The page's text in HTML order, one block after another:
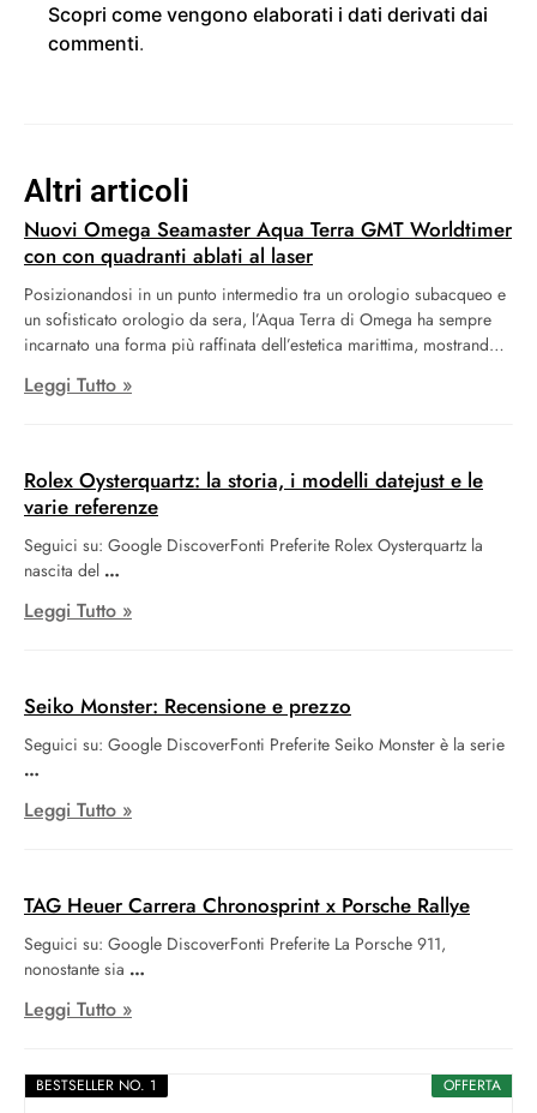
OFFERTA
BESTSELLER NO. 1
Altri articoli
Nuovi Omega Seamaster Aqua Terra GMT Worldtimer
con con quadranti ablati al laser
Posizionandosi in un punto intermedio tra un orologio subacqueo e
un sofisticato orologio da sera, l’Aqua Terra di Omega ha sempre
incarnato una forma più raffinata dell’estetica marittima, mostrando
colorati del 2022 fino agli orologi con funzioni di orologio
dell’ora mondiale con il suo recente modello Aqua Terra GMT
Worldtimer 2023. Questo modello potrebbe essere considerato la
miglior espressione dell’orologio, in particolare grazie
all’introduzione di tre nuove varianti.
Leggi Tutto »
Rolex Oysterquartz: la storia, i modelli datejust e le
varie referenze
Seguici su: Google DiscoverFonti Preferite Rolex Oysterquartz la
nascita del
Leggi Tutto »
Seiko Monster: Recensione e prezzo
Seguici su: Google DiscoverFonti Preferite Seiko Monster è la serie
Leggi Tutto »
TAG Heuer Carrera Chronosprint x Porsche Rallye
Seguici su: Google DiscoverFonti Preferite La Porsche 911,
nonostante sia
Leggi Tutto »
Scopri come vengono elaborati i dati derivati dai
commenti.